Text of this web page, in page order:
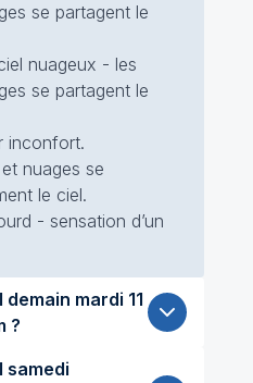
se partagent le
nuageux - les
se partagent le
inconfort.
nuages se
le ciel.
- sensation d’un
mardi 11
?
samedi